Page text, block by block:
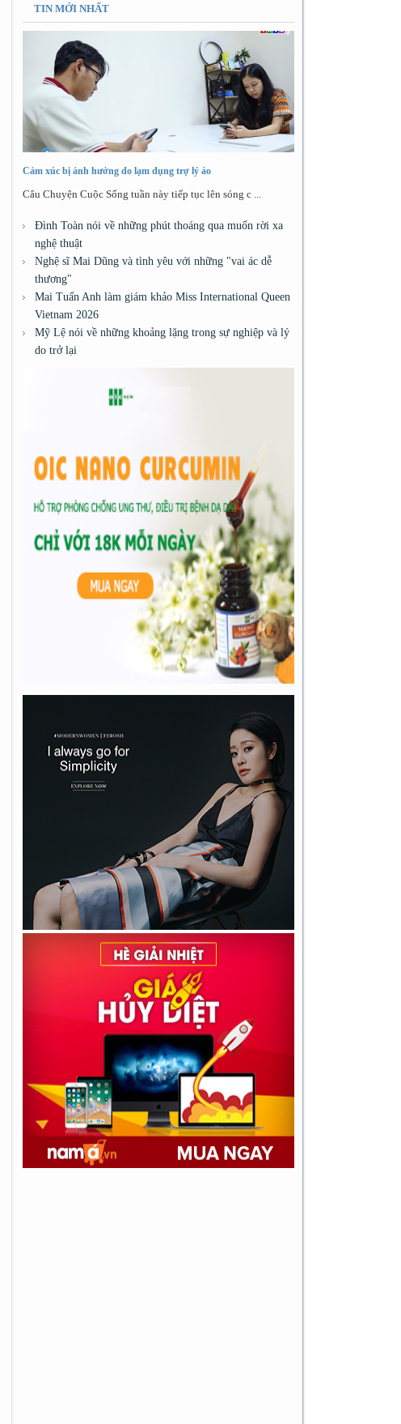
TIN MỚI NHẤT
Cảm xúc bị ảnh hưởng do lạm dụng trợ lý ảo
Câu Chuyện Cuộc Sống tuần này tiếp tục lên sóng c ...
Đình Toàn nói về những phút thoáng qua muốn rời xa
nghệ thuật
Nghệ sĩ Mai Dũng và tình yêu với những "vai ác dễ
thương"
Mai Tuấn Anh làm giám khảo Miss International Queen
Vietnam 2026
Mỹ Lệ nói về những khoảng lặng trong sự nghiệp và lý
do trở lại